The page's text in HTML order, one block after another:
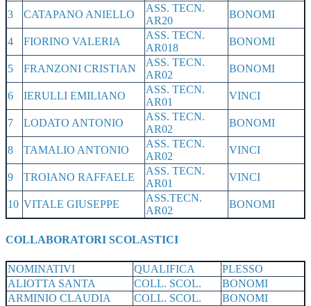
3 CATAPANO ANIELLO
ASS. TECN.
AR20
BONOMI
4 FIORINO VALERIA
ASS. TECN.
AR018
BONOMI
5 FRANZONI CRISTIAN
ASS. TECN.
AR02
BONOMI
6 IERULLI EMILIANO
ASS. TECN.
AR01
VINCI
7 LODATO ANTONIO
ASS. TECN.
AR02
BONOMI
8 TAMALIO ANTONIO
ASS. TECN.
AR02
VINCI
9 TROIANO RAFFAELE
ASS. TECN.
AR01
VINCI
10 VITALE GIUSEPPE
ASS.TECN.
AR02
BONOMI
COLLABORATORI SCOLASTICI
NOMINATIVI QUALIFICA
PLESSO
ALIOTTA SANTA
COLL. SCOL.
BONOMI
ARMINIO CLAUDIA
COLL. SCOL.
BONOMI